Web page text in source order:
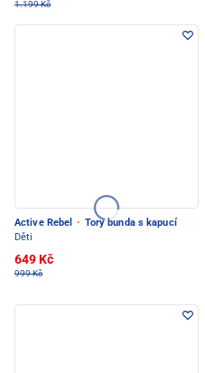
1.199 Kč
Active Rebel · Tory bunda s kapucí
Děti
649 Kč
999 Kč